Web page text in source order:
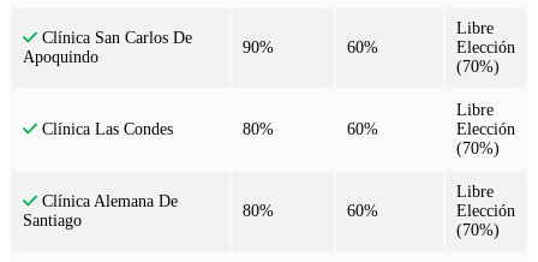
Clínica San Carlos De
Apoquindo
90% 60%
Libre
Elección
(70%)
Clínica Las Condes 80% 60%
Libre
Elección
(70%)
Clínica Alemana De
Santiago
80% 60%
Libre
Elección
(70%)